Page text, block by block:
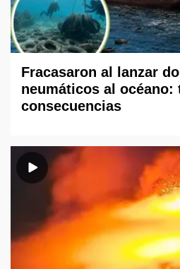
Fracasaron al lanzar
neumáticos al océano:
consecuencias